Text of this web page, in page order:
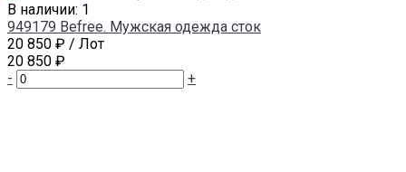
В наличии: 1
949179 Befree. Мужская одежда сток
20 850 ₽ / Лот
20 850 ₽
-
+